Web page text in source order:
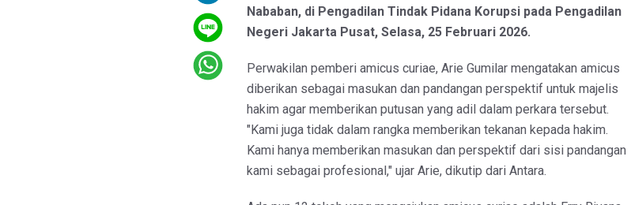
Nababan, di Pengadilan Tindak Pidana Korupsi pada Pengadilan
Negeri Jakarta Pusat, Selasa, 25 Februari 2026.
Perwakilan pemberi amicus curiae, Arie Gumilar mengatakan amicus
diberikan sebagai masukan dan pandangan perspektif untuk majelis
hakim agar memberikan putusan yang adil dalam perkara tersebut.
"Kami juga tidak dalam rangka memberikan tekanan kepada hakim.
Kami hanya memberikan masukan dan perspektif dari sisi pandangan
kami sebagai profesional," ujar Arie, dikutip dari Antara.